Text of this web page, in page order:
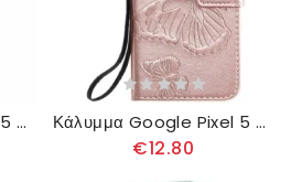
Κάλυμμα Google Pixel 5 Ροζ Δέντρο Κάλυμμα Google Pixel 5 με κορδονι Πεταλούδες Γιγάντιες Λουρίδες
€12.80